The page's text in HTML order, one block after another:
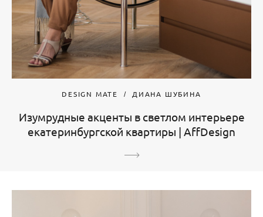
DESIGN MATE ДИАНА ШУБИНА
Изумрудные акценты в светлом интерьере
екатеринбургской квартиры | AffDesign